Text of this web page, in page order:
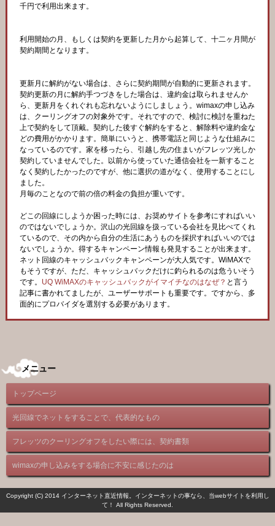
千円で利用出来ます。
利用開始の月、もしくは契約を更新した月から起算して、十二ヶ月間が
契約期間となります。
更新月に解約がない場合は、さらに契約期間が自動的に更新されます。
契約更新の月に解約手つづきをした場合は、違約金は取られませんか
ら、更新月をくれぐれも忘れないようにしましょう。wimaxの申し込み
は、クーリングオフの対象外です。それですので、検討に検討を重ねた
上で契約をして頂戴。契約した後すぐ解約をすると、解除料や違約金な
どの費用がかかります。簡単にいうと、携帯電話と同じような仕組みに
なっているのです。家を移ったら、引越し先の住まいがフレッツ光しか
契約していませんでした。以前から使っていた通信会社を一新すること
なく契約したかったのですが、他に選択の道がなく、使用することにし
ました。
月毎のことなので前の倍の料金の負担が重いです。
どこの回線にしようか困った時には、お奨めサイトを参考にすればいい
のではないでしょうか。沢山の光回線を扱っている会社を見比べてくれ
ているので、その内から自分の生活にあうものを採択すればいいのでは
ないでしょうか。得するキャンペーン情報も発見することが出来ます。
ネット回線のキャッシュバックキャンペーンが大人気です。WiMAXで
もそうですが、ただ、キャッシュバックだけに釣られるのは危ういそう
です。 UQ WiMAXのキャッシュバックがイマイチなのはなぜ？ と言う
記事に書かれてましたが、ユーザーサポートも重要です。ですから、多
面的にプロバイダを選別する必要があります。
メニュー
トップページ
光回線でネットをすることで、代表的なもの
フレッツのクーリングオフをしたい際には、契約書類
wimaxの申し込みをする場合に不安に感じたのは
Copyright (C) 2014 インターネット直近情報。インターネットの事なら、当webサイトを利用し
て！ All Rights Reserved.